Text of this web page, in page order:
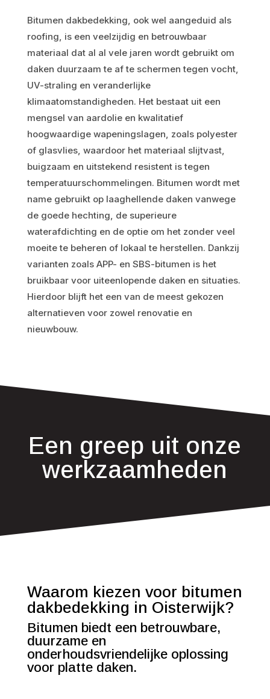
Onderhoud en inspectie
FAQ Bitumen dakbedekking
Bitumen dakbedekking, ook wel aangeduid als
roofing, is een veelzijdig en betrouwbaar
materiaal dat al al vele jaren wordt gebruikt om
daken duurzaam te af te schermen tegen vocht,
UV-straling en veranderlijke
klimaatomstandigheden. Het bestaat uit een
mengsel van aardolie en kwalitatief
hoogwaardige wapeningslagen, zoals polyester
of glasvlies, waardoor het materiaal slijtvast,
buigzaam en uitstekend resistent is tegen
temperatuurschommelingen. Bitumen wordt met
name gebruikt op laaghellende daken vanwege
de goede hechting, de superieure
waterafdichting en de optie om het zonder veel
moeite te beheren of lokaal te herstellen. Dankzij
varianten zoals APP- en SBS-bitumen is het
bruikbaar voor uiteenlopende daken en situaties.
Hierdoor blijft het een van de meest gekozen
alternatieven voor zowel renovatie en
nieuwbouw.
Een greep uit onze
werkzaamheden
Waarom kiezen voor bitumen
dakbedekking in Oisterwijk?
Bitumen biedt een betrouwbare,
duurzame en
onderhoudsvriendelijke oplossing
voor platte daken.